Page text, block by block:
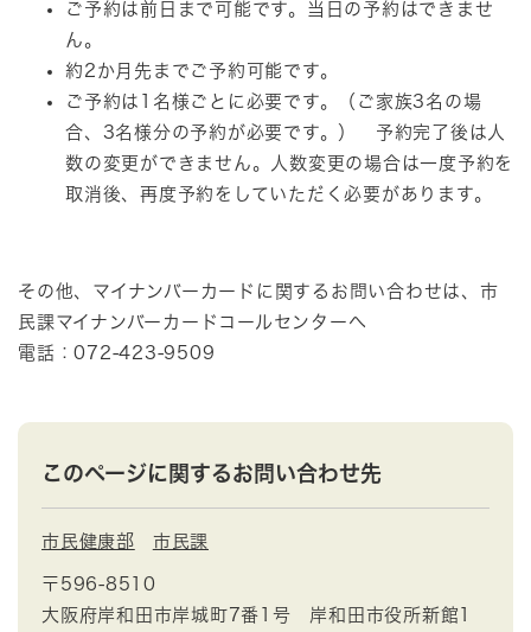
ご予約は前日まで可能です。当日の予約はできませ
ん。
約2か月先までご予約可能です。
ご予約は1名様ごとに必要です。（ご家族3名の場
合、3名様分の予約が必要です。） 予約完了後は人
数の変更ができません。人数変更の場合は一度予約を
取消後、再度予約をしていただく必要があります。
その他、マイナンバーカードに関するお問い合わせは、市
民課マイナンバーカードコールセンターへ
電話：072-423-9509
このページに関するお問い合わせ先
市民健康部 市民課
〒596-8510
大阪府岸和田市岸城町7番1号 岸和田市役所新館1